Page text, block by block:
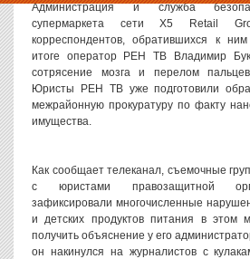
Администрация и служба
супермаркета сети X5 Retail
корреспондентов, обратившихся к
итоге оператор РЕН ТВ Владимир
сотрясение мозга и перелом
Юристы РЕН ТВ уже подготовили
межрайонную прокуратуру по факту
имущества.
Как сообщает телеканал, съемочные
с юристами правозащитной
зафиксировали многочисленные
и детских продуктов питания в этом
получить объяснение у его
он накинулся на журналистов с